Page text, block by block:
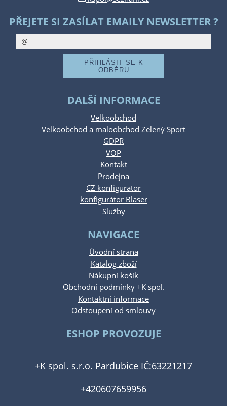
PŘEJETE SI ZASÍLAT EMAILY NEWSLETTER ?
DALŠÍ INFORMACE
Velkoobchod
Velkoobchod a maloobchod Zelený Sport
GDPR
VOP
Kontakt
Prodejna
CZ konfigurator
konfigurátor Blaser
Služby
NAVIGACE
Úvodní strana
Katalog zboží
Nákupní košík
Obchodní podmínky +K spol.
Kontaktní informace
Odstoupení od smlouvy
ESHOP PROVOZUJE
+K spol. s.r.o. Pardubice IČ:63221217
+420607659956